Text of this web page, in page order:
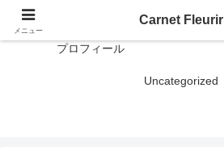
プロフィール
Uncategorized
メニュー
Carnet Fleurir